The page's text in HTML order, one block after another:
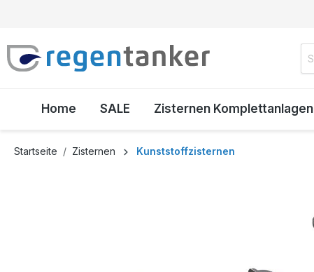
Home SALE Zisternen Komplettanlagen
Startseite Zisternen Kunststoffzisternen